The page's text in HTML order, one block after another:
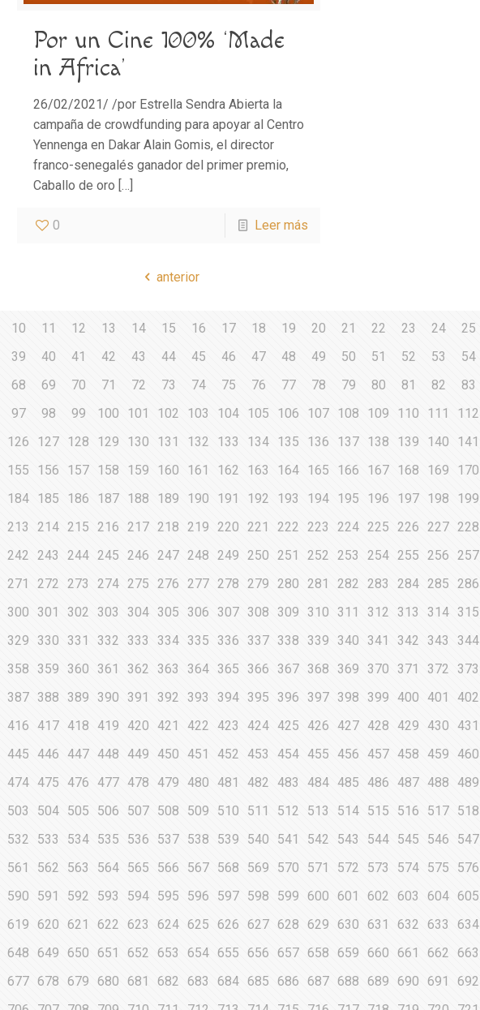
Por un Cine 100% ‘Made
in Africa’
26/02/2021/ /por Estrella Sendra Abierta la
campaña de crowdfunding para apoyar al Centro
Yennenga en Dakar Alain Gomis, el director
franco-senegalés ganador del primer premio,
Caballo de oro […]
0 Leer más
anterior
10 11 12 13 14 15 16 17 18 19 20 21 22 23 24 25
39 40 41 42 43 44 45 46 47 48 49 50 51 52 53 54
68 69 70 71 72 73 74 75 76 77 78 79 80 81 82 83
97 98 99 100 101 102 103 104 105 106 107 108 109 110 111 112
126 127 128 129 130 131 132 133 134 135 136 137 138 139 140 141
155 156 157 158 159 160 161 162 163 164 165 166 167 168 169 170
184 185 186 187 188 189 190 191 192 193 194 195 196 197 198 199
213 214 215 216 217 218 219 220 221 222 223 224 225 226 227 228
242 243 244 245 246 247 248 249 250 251 252 253 254 255 256 257
271 272 273 274 275 276 277 278 279 280 281 282 283 284 285 286
300 301 302 303 304 305 306 307 308 309 310 311 312 313 314 315
329 330 331 332 333 334 335 336 337 338 339 340 341 342 343 344
358 359 360 361 362 363 364 365 366 367 368 369 370 371 372 373
387 388 389 390 391 392 393 394 395 396 397 398 399 400 401 402
416 417 418 419 420 421 422 423 424 425 426 427 428 429 430 431
445 446 447 448 449 450 451 452 453 454 455 456 457 458 459 460
474 475 476 477 478 479 480 481 482 483 484 485 486 487 488 489
503 504 505 506 507 508 509 510 511 512 513 514 515 516 517 518
532 533 534 535 536 537 538 539 540 541 542 543 544 545 546 547
561 562 563 564 565 566 567 568 569 570 571 572 573 574 575 576
590 591 592 593 594 595 596 597 598 599 600 601 602 603 604 605
619 620 621 622 623 624 625 626 627 628 629 630 631 632 633 634
648 649 650 651 652 653 654 655 656 657 658 659 660 661 662 663
677 678 679 680 681 682 683 684 685 686 687 688 689 690 691 692